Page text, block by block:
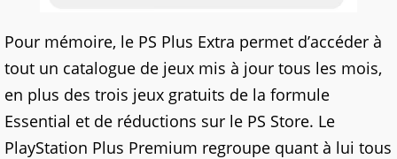
Pour mémoire, le PS Plus Extra permet d’accéder à
tout un catalogue de jeux mis à jour tous les mois,
en plus des trois jeux gratuits de la formule
Essential et de réductions sur le PS Store. Le
PlayStation Plus Premium regroupe quant à lui tous